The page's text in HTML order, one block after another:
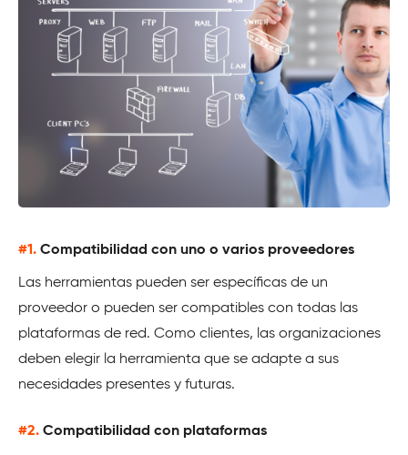
#1. Compatibilidad con uno o varios proveedores
Las herramientas pueden ser específicas de un
proveedor o pueden ser compatibles con todas las
plataformas de red. Como clientes, las organizaciones
deben elegir la herramienta que se adapte a sus
necesidades presentes y futuras.
#2. Compatibilidad con plataformas